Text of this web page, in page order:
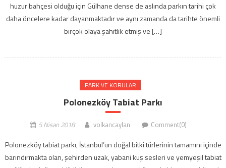
huzur bahçesi olduğu için Gülhane dense de aslında parkın tarihi çok
daha öncelere kadar dayanmaktadır ve aynı zamanda da tarihte önemli
birçok olaya şahitlik etmiş ve […]
PARK VE KORULAR
Polonezköy Tabiat Parkı
5 Nisan 2018 volkancaylan Comment(0)
Polonezköy tabiat parkı, İstanbul’un doğal bitki türlerinin tamamını içinde
barındırmakta olan, şehirden uzak, yabani kuş sesleri ve yemyeşil tabiat